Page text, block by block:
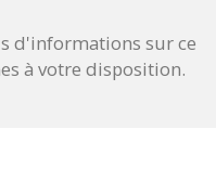
d'informations sur ce
à votre disposition.